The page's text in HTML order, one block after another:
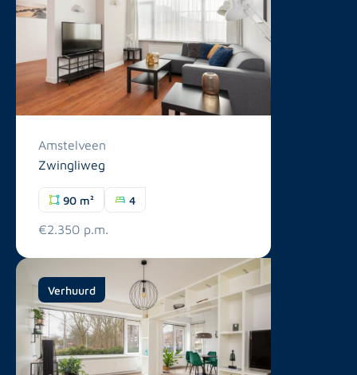
Amstelveen
Zwingliweg
90 m² 4
€2.350 p.m.
Verhuurd